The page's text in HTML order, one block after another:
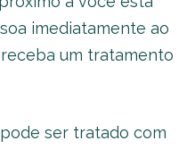
imediatamente ao
um tratamento
ser tratado com